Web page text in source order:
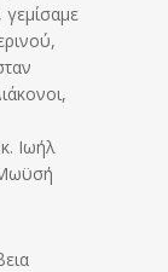
Ιωήλ